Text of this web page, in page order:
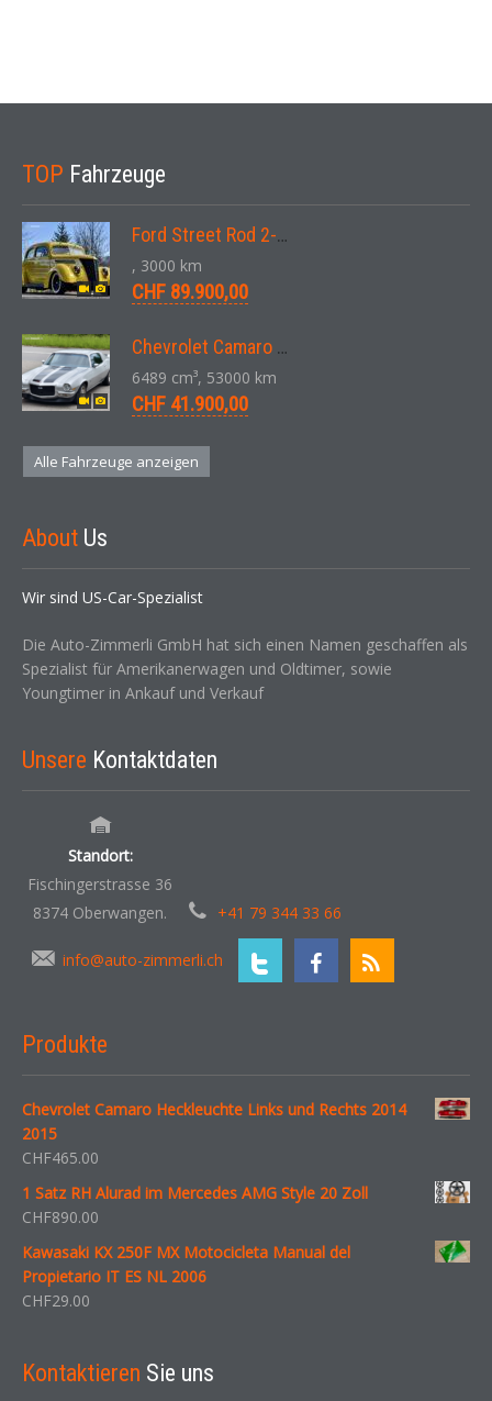
TOP Fahrzeuge
Ford Street Rod 2-Door V8 Aut. 1937
, 3000 km
CHF 89.900,00
Chevrolet Camaro SS 396 LS3 Coupe Aut. 1971
6489 cm³, 53000 km
CHF 41.900,00
Alle Fahrzeuge anzeigen
About Us
Wir sind US-Car-Spezialist
Die Auto-Zimmerli GmbH hat sich einen Namen geschaffen als
Spezialist für Amerikanerwagen und Oldtimer, sowie
Youngtimer in Ankauf und Verkauf
Unsere Kontaktdaten
Standort:
Fischingerstrasse 36
8374 Oberwangen.
+41 79 344 33 66
info@auto-zimmerli.ch
Produkte
Chevrolet Camaro Heckleuchte Links und Rechts 2014
2015
CHF465.00
1 Satz RH Alurad im Mercedes AMG Style 20 Zoll
CHF890.00
Kawasaki KX 250F MX Motocicleta Manual del
Propietario IT ES NL 2006
CHF29.00
Kontaktieren Sie uns